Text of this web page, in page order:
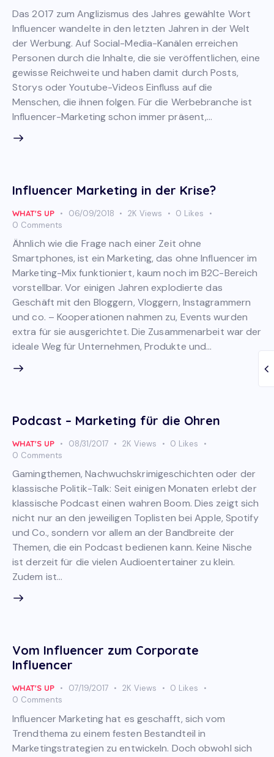
Das 2017 zum Anglizismus des Jahres gewählte Wort
Influencer wandelte in den letzten Jahren in der Welt
der Werbung. Auf Social-Media-Kanälen erreichen
Personen durch die Inhalte, die sie veröffentlichen, eine
gewisse Reichweite und haben damit durch Posts,
Storys oder Youtube-Videos Einfluss auf die
Menschen, die ihnen folgen. Für die Werbebranche ist
Influencer-Marketing schon immer präsent,…
Influencer Marketing in der Krise?
WHAT'S UP 06/09/2018 2K Views 0 Likes
0 Comments
Ähnlich wie die Frage nach einer Zeit ohne
Smartphones, ist ein Marketing, das ohne Influencer im
Marketing-Mix funktioniert, kaum noch im B2C-Bereich
vorstellbar. Vor einigen Jahren explodierte das
Geschäft mit den Bloggern, Vloggern, Instagrammern
und co. – Kooperationen nahmen zu, Events wurden
extra für sie ausgerichtet. Die Zusammenarbeit war der
ideale Weg für Unternehmen, Produkte und…
Podcast – Marketing für die Ohren
WHAT'S UP 08/31/2017 2K Views 0 Likes
0 Comments
Gamingthemen, Nachwuchskrimigeschichten oder der
klassische Politik-Talk: Seit einigen Monaten erlebt der
klassische Podcast einen wahren Boom. Dies zeigt sich
nicht nur an den jeweiligen Toplisten bei Apple, Spotify
und Co., sondern vor allem an der Bandbreite der
Themen, die ein Podcast bedienen kann. Keine Nische
ist derzeit für die vielen Audioentertainer zu klein.
Zudem ist…
Vom Influencer zum Corporate
Influencer
WHAT'S UP 07/19/2017 2K Views 0 Likes
0 Comments
Influencer Marketing hat es geschafft, sich vom
Trendthema zu einem festen Bestandteil in
Marketingstrategien zu entwickeln. Doch obwohl sich